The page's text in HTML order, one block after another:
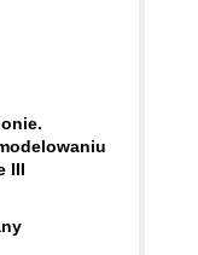
III